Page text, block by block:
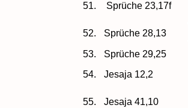
51.
Sprüche 23,17f
52.
Sprüche 28,13
53.
Sprüche 29,25
54.
Jesaja 12,2
55.
Jesaja 41,10